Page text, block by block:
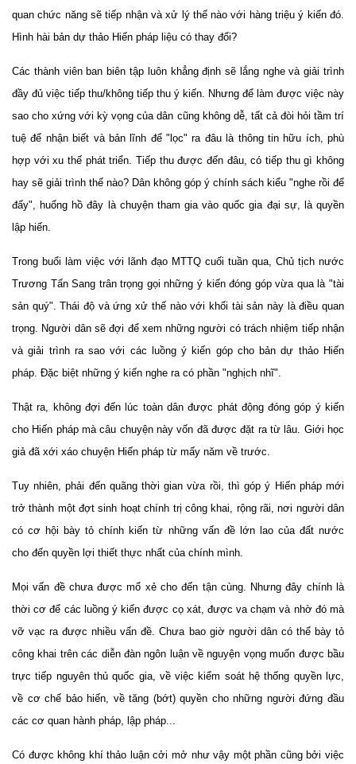
quan chức năng sẽ tiếp nhận và xử lý thế nào với hàng triệu ý kiến đó.
Hình hài bản dự thảo Hiến pháp liệu có thay đổi?
Các thành viên ban biên tập luôn khẳng định sẽ lắng nghe và giải trình
đầy đủ việc tiếp thu/không tiếp thu ý kiến. Nhưng để làm được việc này
sao cho xứng với kỳ vọng của dân cũng không dễ, tất cả đòi hỏi tầm trí
tuệ để nhận biết và bản lĩnh để "lọc" ra đâu là thông tin hữu ích, phù
hợp với xu thế phát triển. Tiếp thu được đến đâu, có tiếp thu gì không
hay sẽ giải trình thế nào? Dân không góp ý chính sách kiểu "nghe rồi để
đấy", huống hồ đây là chuyện tham gia vào quốc gia đại sự, là quyền
lập hiến.
Trong buổi làm việc với lãnh đạo MTTQ cuối tuần qua, Chủ tịch nước
Trương Tấn Sang trân trọng gọi những ý kiến đóng góp vừa qua là "tài
sản quý". Thái độ và ứng xử thế nào với khối tài sản này là điều quan
trọng. Người dân sẽ đợi để xem những người có trách nhiệm tiếp nhận
và giải trình ra sao với các luồng ý kiến góp cho bản dự thảo Hiến
pháp. Đặc biệt những ý kiến nghe ra có phần "nghịch nhĩ".
Thật ra, không đợi đến lúc toàn dân được phát động đóng góp ý kiến
cho Hiến pháp mà câu chuyện này vốn đã được đặt ra từ lâu. Giới học
giả đã xới xáo chuyện Hiến pháp từ mấy năm về trước.
Tuy nhiên, phải đến quãng thời gian vừa rồi, thì góp ý Hiến pháp mới
trở thành một đợt sinh hoạt chính trị công khai, rộng rãi, nơi người dân
có cơ hội bày tỏ chính kiến từ những vấn đề ớn lao của đất nước
cho đến quyền l ợi thiết thực nhất của chính mình.
Mọi vấn đề chưa được mổ xẻ cho đến tận cùng. Nhưng đây chính là
thời cơ để các luồng ý kiến được cọ xát, được va chạm và nhờ đó mà
vỡ vạc ra được nhiều vấn đề. Chưa bao giờ người dân có thể bày tỏ
công khai trên các diễn đàn ngôn luận về nguyện vọng muốn được bầu
trực tiếp nguyên thủ quốc gia, về việc kiểm soát hệ thống quyền lực,
về cơ chế bảo hiến, về tăng (bớt) quyền cho những người đứng đầu
các cơ quan hành pháp, lập pháp...
Có được không khí thảo luận cởi mở như vậy một phần cũng bởi việc